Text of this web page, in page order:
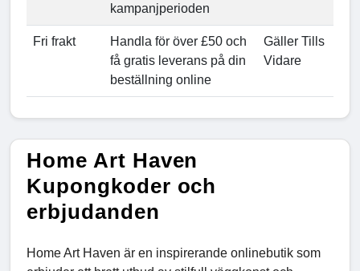
kampanjperioden
Fri frakt
Handla för över £50 och
få gratis leverans på din
beställning online
Gäller Tills
Vidare
Home Art Haven
Kupongkoder och
erbjudanden
Home Art Haven är en inspirerande onlinebutik som